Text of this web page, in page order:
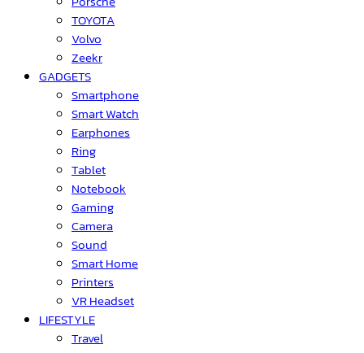
TOYOTA
Volvo
Zeekr
GADGETS
Smartphone
Smart Watch
Earphones
Ring
Tablet
Notebook
Gaming
Camera
Sound
Smart Home
Printers
VR Headset
LIFESTYLE
Travel